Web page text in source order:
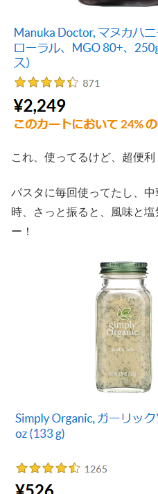
これ、使ってるけど、超便利
パスタに毎回使ってたし、
時、さっと振ると、風味と
ー！